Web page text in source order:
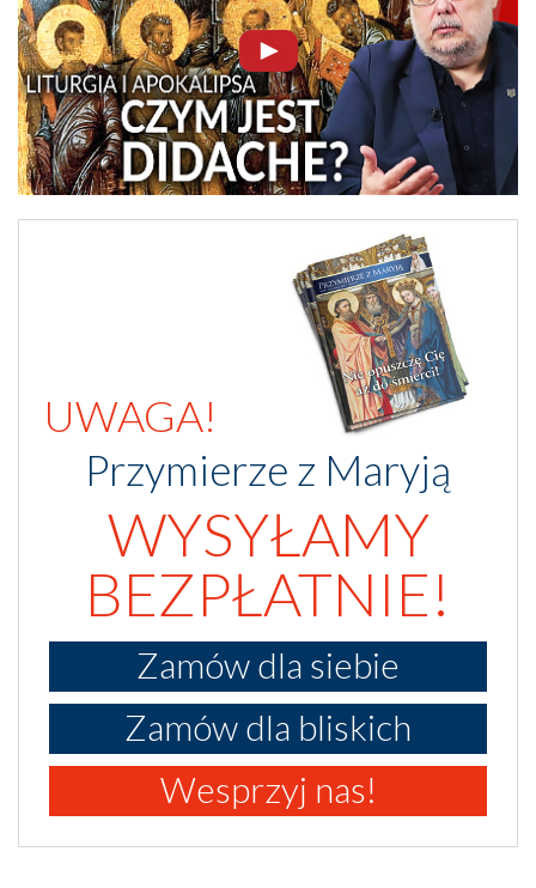
UWAGA!
Przymierze z Maryją
WYSYŁAMY
BEZPŁATNIE!
Zamów dla siebie
Zamów dla bliskich
Wesprzyj nas!